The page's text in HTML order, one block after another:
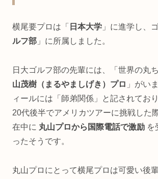
横尾要プロは「 日本大学 」に進学し、
ルフ部 」に所属しました。
日大ゴルフ部の先輩には、「世界の丸
山茂樹（まるやましげき）プロ 」がい
ィールには「師弟関係」と記されてお
20代後半でアメリカツアーに挑戦した
在中に 丸山プロから国際電話で激励 を
ったそうです。
丸山プロにとって横尾プロは可愛い後